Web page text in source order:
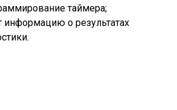
таймера;
информацию о результатах